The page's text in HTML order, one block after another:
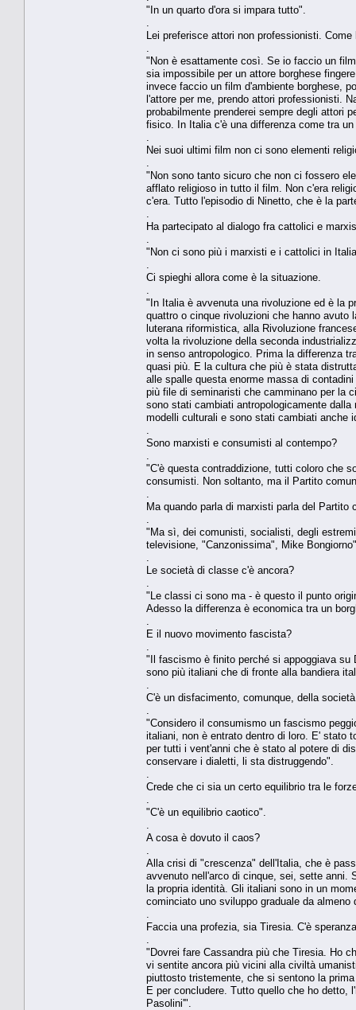
"In un quarto d'ora si impara tutto".
Lei preferisce attori non professionisti.
"Non è esattamente così. Se io faccio un
sia impossibile per un attore borghese
invece faccio un film d'ambiente borghese,
l'attore per me, prendo attori professionisti.
probabilmente prenderei sempre degli attori
fisico. In Italia c'è una differenza come tra
Nei suoi ultimi film non ci sono elementi
"Non sono tanto sicuro che non ci fossero
afflato religioso in tutto il film. Non c'era
c'era. Tutto l'episodio di Ninetto, che è la
Ha partecipato al dialogo fra cattolici e
"Non ci sono più i marxisti e i cattolici in
Ci spieghi allora come è la situazione.
"In Italia è avvenuta una rivoluzione ed è la
quattro o cinque rivoluzioni che hanno
luterana riformistica, alla Rivoluzione
volta la rivoluzione della seconda
in senso antropologico. Prima la differenza
quasi più. E la cultura che più è stata
alle spalle questa enorme massa di
più file di seminaristi che camminano per la
sono stati cambiati antropologicamente
modelli culturali e sono stati cambiati anche
Sono marxisti e consumisti al contempo?
"C'è questa contraddizione, tutti coloro che
consumisti. Non soltanto, ma il Partito
Ma quando parla di marxisti parla del Partito
"Ma sì, dei comunisti, socialisti, degli
televisione, "Canzonissima", Mike
Le società di classe c'è ancora?
"Le classi ci sono ma - è questo il punto
Adesso la differenza è economica tra un
E il nuovo movimento fascista?
"Il fascismo è finito perché si appoggiava
sono più italiani che di fronte alla bandiera
C'è un disfacimento, comunque, della
"Considero il consumismo un fascismo
italiani, non è entrato dentro di loro. E' stato
per tutti i vent'anni che è stato al potere di
conservare i dialetti, li sta distruggendo".
Crede che ci sia un certo equilibrio tra le
"C'è un equilibrio caotico".
A cosa è dovuto il caos?
Alla crisi di "crescenza" dell'Italia, che è
avvenuto nell'arco di cinque, sei, sette anni.
la propria identità. Gli italiani sono in un
cominciato uno sviluppo graduale da
Faccia una profezia, sia Tiresia. C'è
"Dovrei fare Cassandra più che Tiresia. Ho
vi sentite ancora più vicini alla civiltà
piuttosto tristemente, che si sentono la
E per concludere. Tutto quello che ho detto,
Pasolini'".